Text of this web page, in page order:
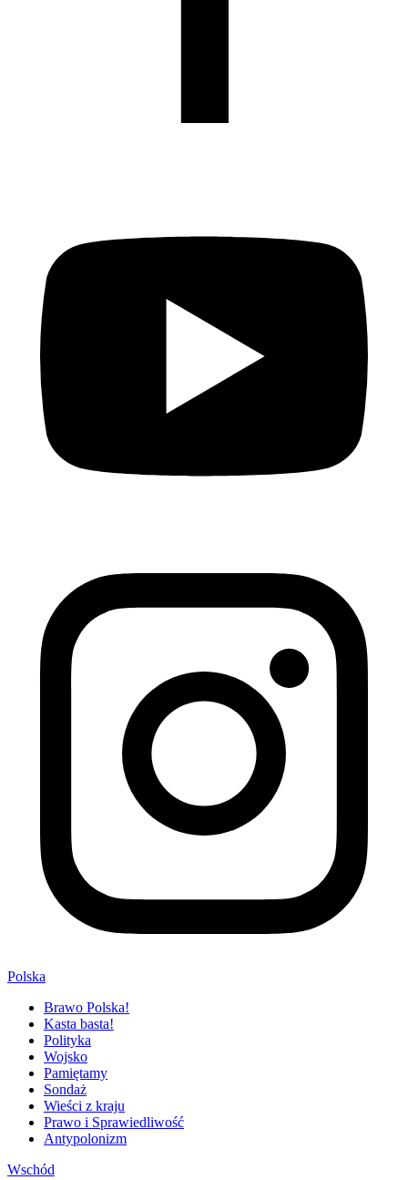
Polska
Brawo Polska!
Kasta basta!
Polityka
Wojsko
Pamiętamy
Sondaż
Wieści z kraju
Prawo i Sprawiedliwość
Antypolonizm
Wschód